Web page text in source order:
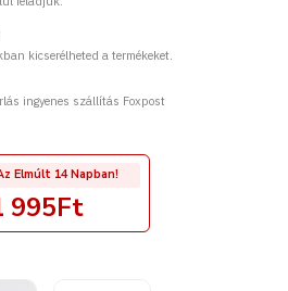
995Ft
Elmúlt 14 Napban!
kicserélheted a termékeket.
ingyenes szállítás Foxpost